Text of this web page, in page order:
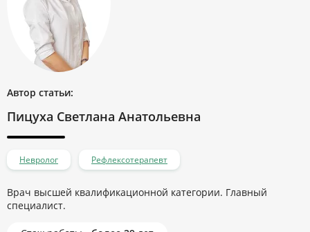
Автор статьи:
Пицуха Светлана Анатольевна
Невролог Рефлексотерапевт
Врач высшей квалификационной категории. Главный
специалист.